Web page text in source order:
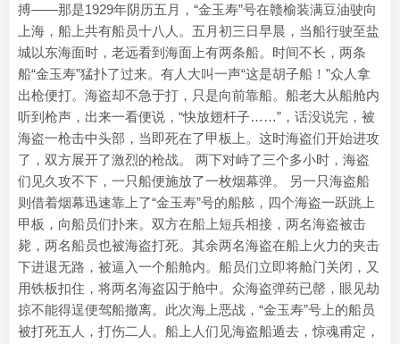
搏——那是1929年阴历五月，“金玉寿”号在赣榆装满豆油驶向
上海，船上共有船员十八人。五月初三日早晨，当船行驶至盐
城以东海面时，老远看到海面上有两条船。时间不长，两条
船“金玉寿”猛扑了过来。有人大叫一声“这是胡子船！”众人拿
出枪便打。海盗却不急于打，只是向前靠船。船老大从船舱内
听到枪声，出来一看便说，“快放翅杆子……”，话没说完，被
海盗一枪击中头部，当即死在了甲板上。这时海盗们开始进攻
了，双方展开了激烈的枪战。 两下对峙了三个多小时，海盗
们见久攻不下，一只船便施放了一枚烟幕弹。 另一只海盗船
则借着烟幕迅速靠上了“金玉寿”号的船舷，四个海盗一跃跳上
甲板，向船员们扑来。双方在船上短兵相接，两名海盗被击
毙，两名船员也被海盗打死。其余两名海盗在船上火力的夹击
下进退无路，被逼入一个船舱内。船员们立即将舱门关闭，又
用铁板扣住，将两名海盗囚于舱中。众海盗弹药已罄，眼见劫
掠不能得逞便驾船撤离。此次海上恶战，“金玉寿”号上的船员
被打死五人，打伤二人。船上人们见海盗船遁去，惊魂甫定，